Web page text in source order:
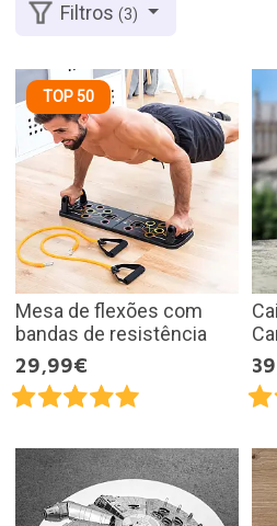
Filtros(3)
TOP 50
Mesa de flexões com
bandas de resistência
29,99€